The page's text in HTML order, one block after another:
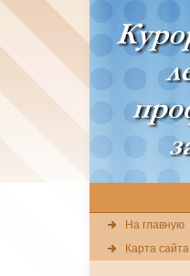
На главную
Карта сайта